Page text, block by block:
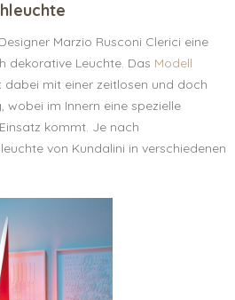
Marzio Rusconi Clerici eine
dekorative Leuchte. Das Modell
dabei mit einer zeitlosen und doch
im Innern eine spezielle
kommt. Je nach
von Kundalini in verschiedenen